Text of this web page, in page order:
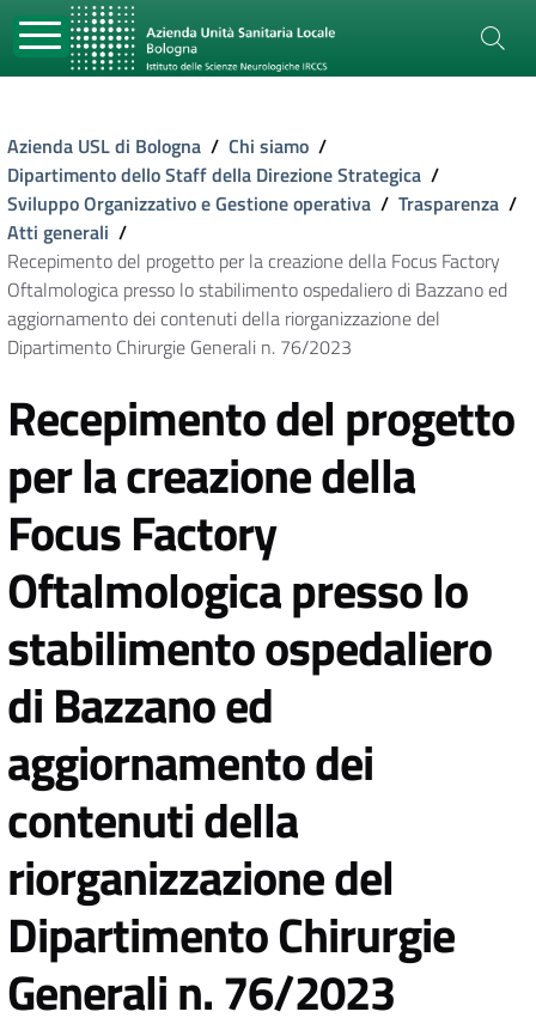
Azienda USL di Bologna / Chi siamo /
Dipartimento dello Staff della Direzione Strategica /
Sviluppo Organizzativo e Gestione operativa / Trasparenza /
Atti generali /
Recepimento del progetto per la creazione della Focus Factory
Oftalmologica presso lo stabilimento ospedaliero di Bazzano ed
aggiornamento dei contenuti della riorganizzazione del
Dipartimento Chirurgie Generali n. 76/2023
Recepimento del progetto
per la creazione della
Focus Factory
Oftalmologica presso lo
stabilimento ospedaliero
di Bazzano ed
aggiornamento dei
contenuti della
riorganizzazione del
Dipartimento Chirurgie
Generali n. 76/2023